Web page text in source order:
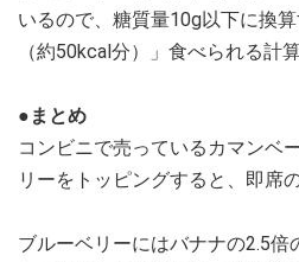
いるので、糖質量10g以下に換
（約50kcal分）」食べられる計
●まとめ
コンビニで売っているカマンベ
リーをトッピングすると、即席
ブルーベリーにはバナナの2.5倍